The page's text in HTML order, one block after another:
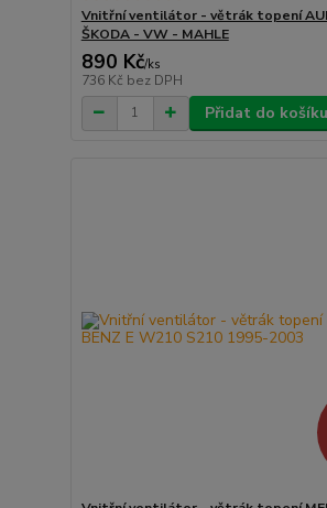
Vnitřní ventilátor - větrák topení
ŠKODA - VW - MAHLE
890 Kč/ks
736 Kč bez DPH
Přidat do košíku